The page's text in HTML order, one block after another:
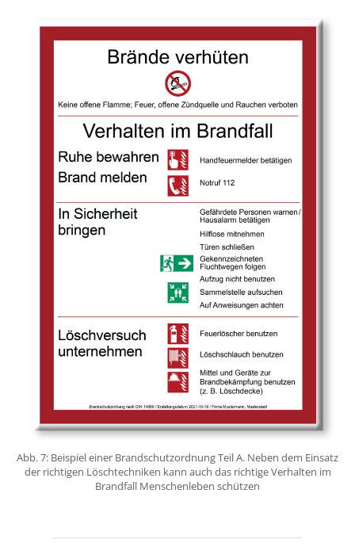
Abb. 7: Beispiel einer Brandschutzordnung Teil A. Neben dem Einsatz
der richtigen Lösch­techniken kann auch das richtige Ver­halten im
Brand­fall Menschen­leben schützen